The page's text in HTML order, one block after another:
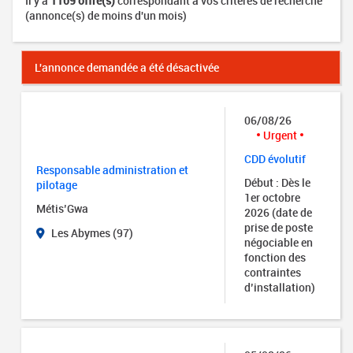
(annonce(s) de moins d'un mois)
L'annonce demandée a été désactivée
Responsable administration et
pilotage
Métis’Gwa
Les Abymes (97)
06/08/26
Urgent
CDD évolutif
Début : Dès le
1er octobre
2026 (date de
prise de poste
négociable en
fonction des
contraintes
d’installation)